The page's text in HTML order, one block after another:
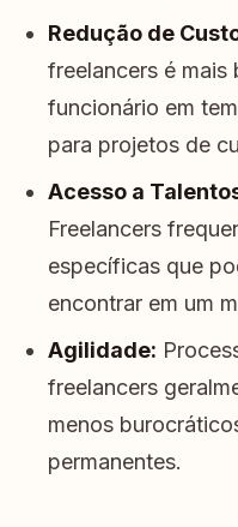
Redução de
freelancers é mais
funcionário em
para projetos de
Acesso a
Freelancers
específicas que
encontrar em um
Agilidade:
freelancers
menos
permanentes.